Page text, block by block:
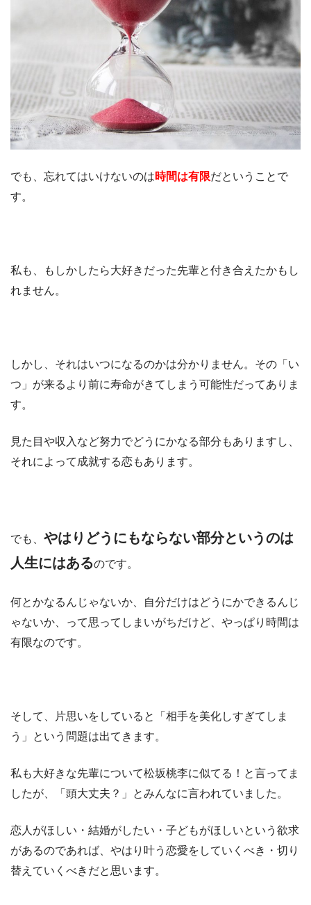
でも、忘れてはいけないのは時間は有限だということで
す。
私も、もしかしたら大好きだった先輩と付き合えたかもし
れません。
しかし、それはいつになるのかは分かりません。その「い
つ」が来るより前に寿命がきてしまう可能性だってありま
す。
見た目や収入など努力でどうにかなる部分もありますし、
それによって成就する恋もあります。
でも、 やはりどうにもならない部分というのは
人生にはあるのです。
何とかなるんじゃないか、自分だけはどうにかできるんじ
ゃないか、って思ってしまいがちだけど、やっぱり時間は
有限なのです。
そして、片思いをしていると「相手を美化しすぎてしま
う」という問題は出てきます。
私も大好きな先輩について松坂桃李に似てる！と言ってま
したが、「頭大丈夫？」とみんなに言われていました。
恋人がほしい・結婚がしたい・子どもがほしいという欲求
があるのであれば、やはり叶う恋愛をしていくべき・切り
替えていくべきだと思います。